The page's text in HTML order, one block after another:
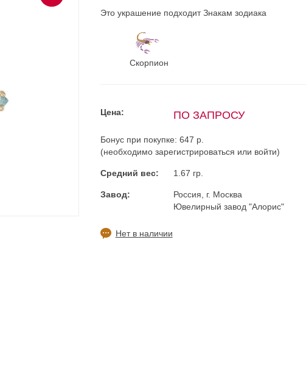
Это украшение подходит Знакам зодиака
Скорпион
Цена: ПО ЗАПРОСУ
Бонус при покупке: 647 р.
(необходимо зарегистрироваться или войти)
Средний вес: 1.67 гр.
Завод:
Россия, г. Москва
Ювелирный завод "Алорис"
Нет в наличии